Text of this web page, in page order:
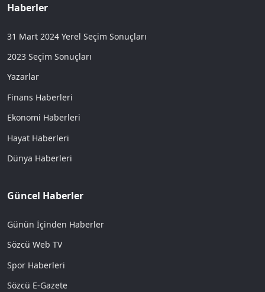
Haberler
31 Mart 2024 Yerel Seçim Sonuçları
2023 Seçim Sonuçları
Yazarlar
Finans Haberleri
Ekonomi Haberleri
Hayat Haberleri
Dünya Haberleri
Güncel Haberler
Günün İçinden Haberler
Sözcü Web TV
Spor Haberleri
Sözcü E-Gazete